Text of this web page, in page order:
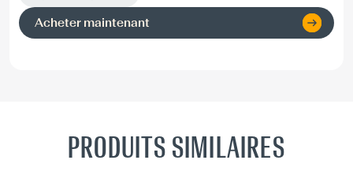
Acheter maintenant
PRODUITS SIMILAIRES